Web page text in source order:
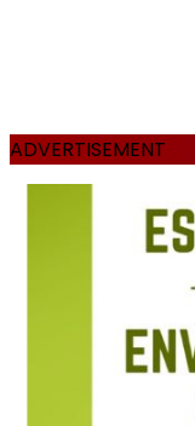
ADVERTISEMENT